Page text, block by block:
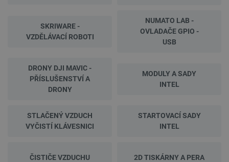
SKRIWARE -
VZDĚLÁVACÍ ROBOTI
NUMATO LAB -
OVLADAČE GPIO -
USB
DRONY DJI MAVIC -
PŘÍSLUŠENSTVÍ A
DRONY
MODULY A SADY
INTEL
STLAČENÝ VZDUCH
VYČISTÍ KLÁVESNICI
STARTOVACÍ SADY
INTEL
ČISTIČE VZDUCHU 2D TISKÁRNY A PERA